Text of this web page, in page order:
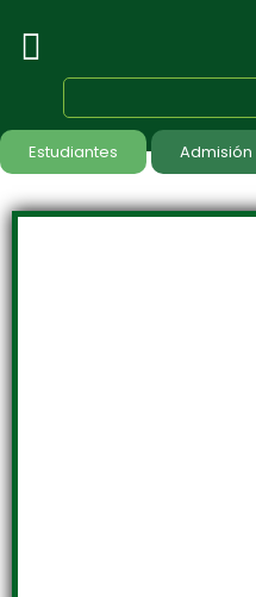
Estudiantes Admisión